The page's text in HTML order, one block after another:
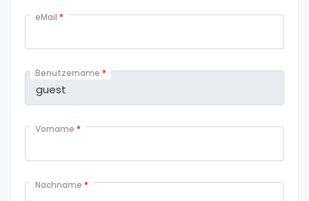
eMail *
Benutzername *
Vorname *
Nachname *